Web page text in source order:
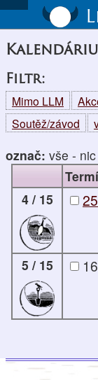
Filtr:
Mimo LLM
Soutěž/závod
označ: vše - nic
4 / 15
5 / 15